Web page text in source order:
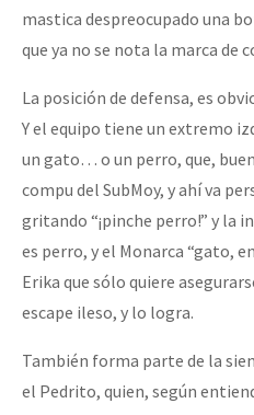
mastica despreocupado una
que ya no se nota la marca de
La posición de defensa, es
Y el equipo tiene un extremo
un gato… o un perro, que,
compu del SubMoy, y ahí va
gritando “¡pinche perro!” y la
es perro, y el Monarca “gato,
Erika que sólo quiere
escape ileso, y lo logra.
También forma parte de la
el Pedrito, quien, según